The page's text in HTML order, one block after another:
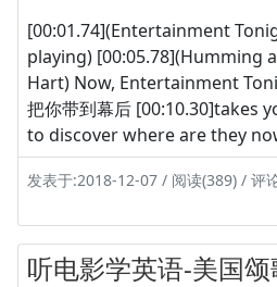
[00:01.74](Entertainment
playing) [00:05.78](Humming
Hart) Now, Entertainment
把你带到幕后 [00:10.30]takes
to discover where are they
发表于:2018-12-07 / 阅读(389) / 评
听电影学英语-美国